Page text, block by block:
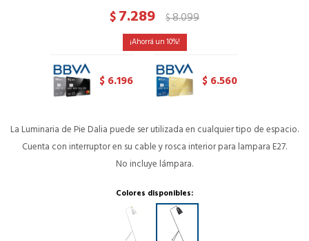
$7.289 $8.099
10
$ 6.196 $ 6.560
La Luminaria de Pie Dalia puede ser utilizada en cualquier tipo de espacio.
Cuenta con interruptor en su cable y rosca interior para lampara E27.
No incluye lámpara.
Colores disponibles: